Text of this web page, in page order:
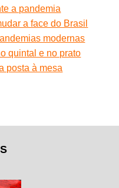
a pandemia
a face do Brasil
modernas
quintal e no prato
posta à mesa